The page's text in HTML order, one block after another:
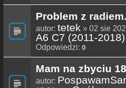
Problem z
autor: tetek » 02 sie
A6 C7 (2011-2018)
Odpowiedzi: 0
Mam na zbyciu
autor: